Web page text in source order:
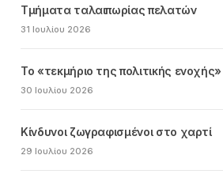
Τμήματα ταλαιπωρίας πελατών
31 Ιουλίου 2026
Το «τεκμήριο της πολιτικής ενοχής»
30 Ιουλίου 2026
Κίνδυνοι ζωγραφισμένοι στο χαρτί
29 Ιουλίου 2026